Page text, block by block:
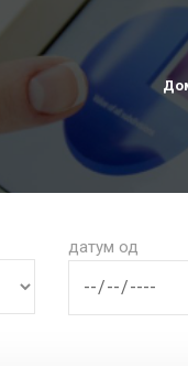
датум од